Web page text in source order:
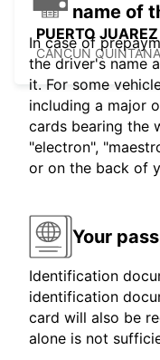
PUERTO JUAREZ
CANCUN
name of
In case of
the driver's name
it. For some
including a major
cards bearing the
"electron",
or on the back of
Your
Identification
identification
card will also be
alone is not